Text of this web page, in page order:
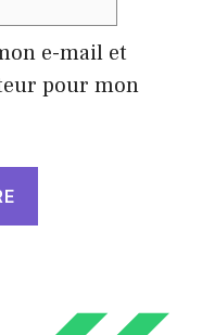
e-mail et
pour mon